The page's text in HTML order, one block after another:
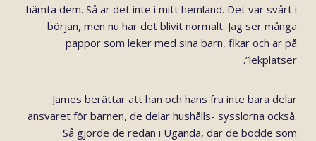
hämta dem. Så är det inte i mitt hemland. Det var svårt i
början, men nu har det blivit normalt. Jag ser många
pappor som leker med sina barn, fikar och är på
lekplatser”.
James berättar att han och hans fru inte bara delar
ansvaret för barnen, de delar hushålls- sysslorna också.
Så gjorde de redan i Uganda, där de bodde som